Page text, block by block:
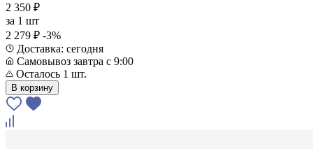
2 350 ₽
за 1 шт
2 279 ₽ -3%
Доставка: сегодня
Самовывоз завтра с 9:00
Осталось 1 шт.
В корзину